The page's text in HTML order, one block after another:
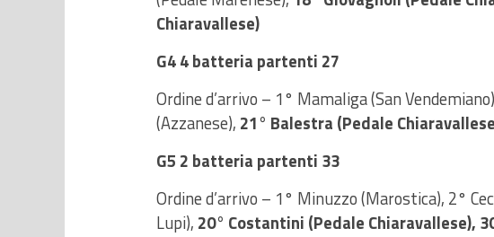
Chiaravallese)
G4 4 batteria partenti 27
Ordine d’arrivo – 1° Mamaliga (San
(Azzanese), 21° Balestra (Pedale
G5 2 batteria partenti 33
Ordine d’arrivo – 1° Minuzzo (Marostica), 2°
Lupi), 20° Costantini (Pedale Chiaravallese),